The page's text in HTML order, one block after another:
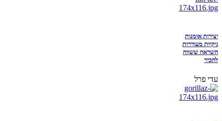
יצירות אומנות
גיקיות מעוררות
השראה ששווה
להכיר
עדי פרל